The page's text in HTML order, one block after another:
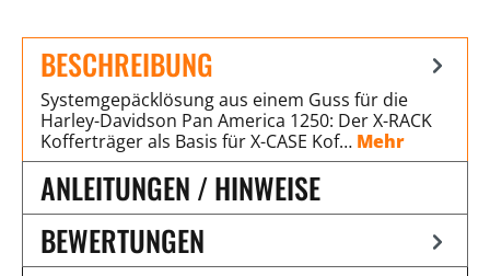
BESCHREIBUNG
Systemgepäcklösung aus einem Guss für die
Harley-Davidson Pan America 1250: Der X-RACK
Kofferträger als Basis für X-CASE Kof… Mehr
ANLEITUNGEN / HINWEISE
BEWERTUNGEN